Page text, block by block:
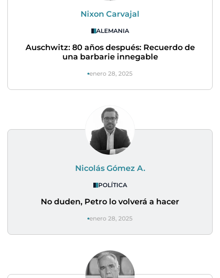
Nixon Carvajal
ALEMANIA
Auschwitz: 80 años después: Recuerdo de
una barbarie innegable
enero 28, 2025
Nicolás Gómez A.
POLÍTICA
No duden, Petro lo volverá a hacer
enero 28, 2025